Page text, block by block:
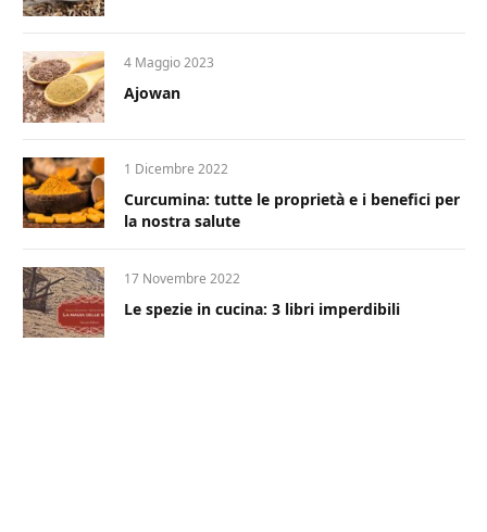
4 Maggio 2023
Ajowan
1 Dicembre 2022
Curcumina: tutte le proprietà e i benefici per
la nostra salute
17 Novembre 2022
Le spezie in cucina: 3 libri imperdibili